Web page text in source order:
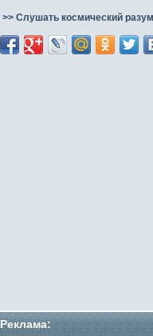
>> Слушать космический
Реклама: